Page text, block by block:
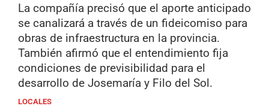
La compañía precisó que el aporte anticipado
se canalizará a través de un fideicomiso para
obras de infraestructura en la provincia.
También afirmó que el entendimiento fija
condiciones de previsibilidad para el
desarrollo de Josemaría y Filo del Sol.
LOCALES